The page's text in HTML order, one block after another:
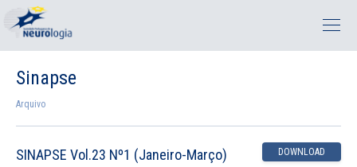
Sinapse
Arquivo
DOWNLOAD
SINAPSE Vol.23 Nº1 (Janeiro-Março)